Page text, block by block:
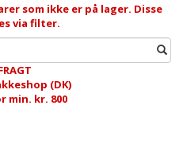
som ikke er på lager. Disse
via filter.
(DK)
min. kr. 800